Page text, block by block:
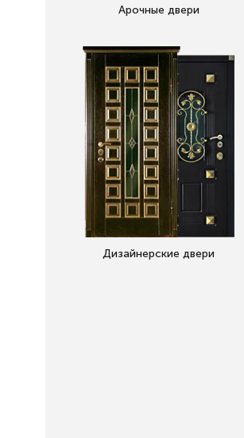
Арочные двери
Дизайнерские двери